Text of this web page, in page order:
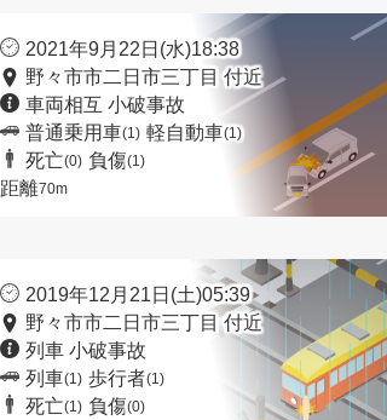
2021年9月22日(水)18:38
野々市市二日市三丁目 付近
車両相互 小破事故
普通乗用車(1) 軽自動車(1)
死亡(0) 負傷(1)
距離70m
2019年12月21日(土)05:39
野々市市二日市三丁目 付近
列車 小破事故
列車(1) 歩行者(1)
死亡(1) 負傷(0)